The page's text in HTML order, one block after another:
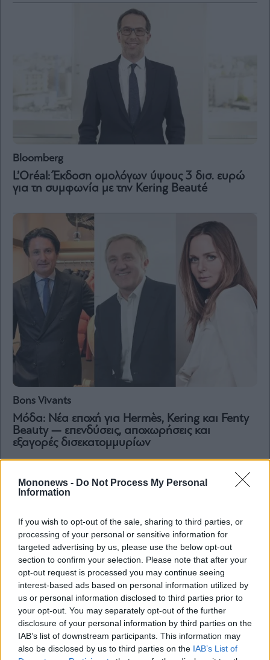
Mononews - Do Not Process My Personal
Information
If you wish to opt-out of the sale, sharing to third parties, or
processing of your personal or sensitive information for
targeted advertising by us, please use the below opt-out
section to confirm your selection. Please note that after your
opt-out request is processed you may continue seeing
interest-based ads based on personal information utilized by
us or personal information disclosed to third parties prior to
your opt-out. You may separately opt-out of the further
disclosure of your personal information by third parties on the
IAB’s list of downstream participants. This information may
also be disclosed by us to third parties on the IAB’s List of
Bloomberg
L’Oréal: Έκδοση ομολόγων ύψους 3 δισ. ευρώ
για τη συμφωνία με την Kering Beauté
Bons Vivants
Μόδα: Νέα εποχή για Hermès, Kering και Fenty
Beauty — επενδύσεις, αποχωρήσεις και
εξαγορές δισεκατομμυρίων
Business